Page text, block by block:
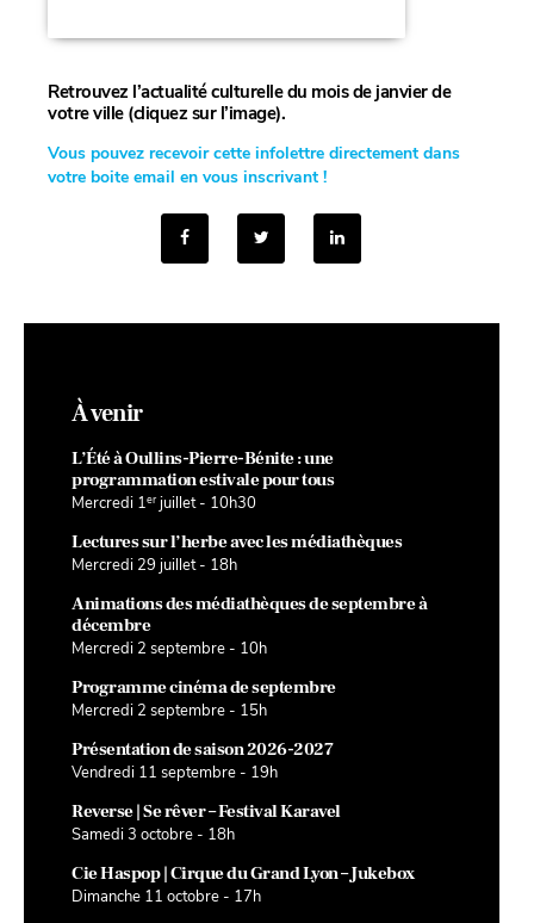
Retrouvez l’actualité culturelle du mois de janvier de
votre ville (cliquez sur l’image).
Vous pouvez recevoir cette infolettre directement dans
votre boite email en vous inscrivant !
À venir
L’Été à Oullins-Pierre-Bénite : une
programmation estivale pour tous
Mercredi 1er juillet - 10h30
Lectures sur l’herbe avec les médiathèques
Mercredi 29 juillet - 18h
Animations des médiathèques de septembre à
décembre
Mercredi 2 septembre - 10h
Programme cinéma de septembre
Mercredi 2 septembre - 15h
Présentation de saison 2026-2027
Vendredi 11 septembre - 19h
Reverse | Se rêver – Festival Karavel
Samedi 3 octobre - 18h
Cie Haspop | Cirque du Grand Lyon – Jukebox
Dimanche 11 octobre - 17h